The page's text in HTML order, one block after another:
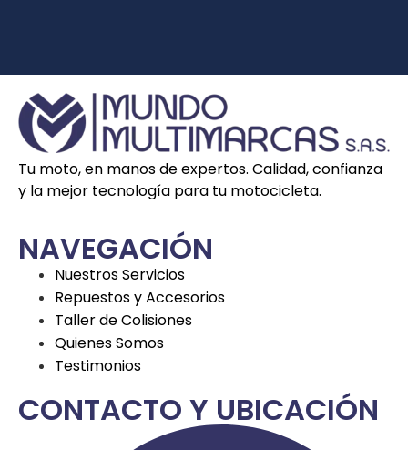
Tu moto, en manos de expertos. Calidad, confianza
y la mejor tecnología para tu motocicleta.
NAVEGACIÓN
Nuestros Servicios
Repuestos y Accesorios
Taller de Colisiones
Quienes Somos
Testimonios
CONTACTO Y UBICACIÓN